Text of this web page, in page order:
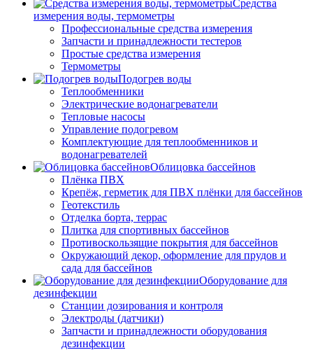
Средства
измерения воды, термометры
Профессиональные средства измерения
Запчасти и принадлежности тестеров
Простые средства измерения
Термометры
Подогрев воды
Теплообменники
Электрические водонагреватели
Тепловые насосы
Управление подогревом
Комплектующие для теплообменников и
водонагревателей
Облицовка бассейнов
Плёнка ПВХ
Крепёж, герметик для ПВХ плёнки для бассейнов
Геотекстиль
Отделка борта, террас
Плитка для спортивных бассейнов
Противоскользящие покрытия для бассейнов
Окружающий декор, оформление для прудов и
сада для бассейнов
Оборудование для
дезинфекции
Станции дозирования и контроля
Электроды (датчики)
Запчасти и принадлежности оборудования
дезинфекции